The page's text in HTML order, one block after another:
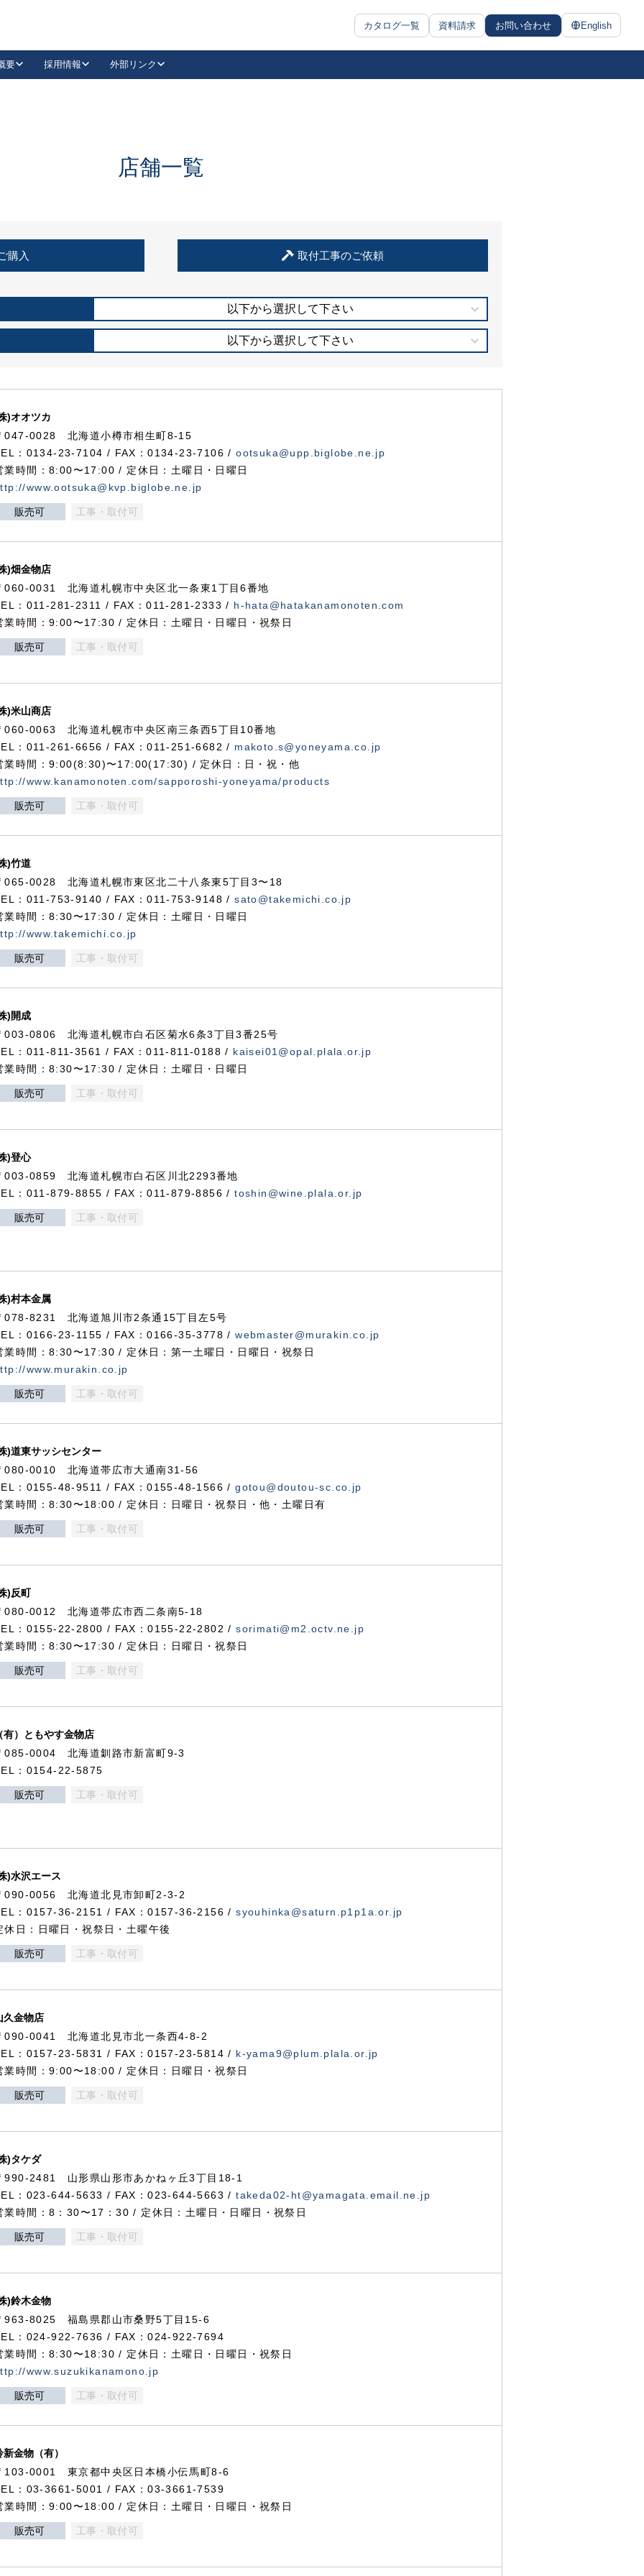
カタログ一覧 資料請求 お問い合わせ English
抗ウイルス・抗菌製品
要 採用情報 外部リンク
LinkedIn
住宅使用部材標準化推進協議会
店舗一覧
購入 取付工事のご依頼
以下から選択して下さい
以下から選択して下さい
)オオツカ
047-0028 北海道小樽市相生町8-15
：0134-23-7104 / FAX：0134-23-7106 /ootsuka@upp.biglobe.ne.jp
業時間：8:00〜17:00 / 定休日：土曜日・日曜日
www.ootsuka@kvp.biglobe.ne.jp
販売可 工事・取付可
)畑金物店
060-0031 北海道札幌市中央区北一条東1丁目6番地
：011-281-2311 / FAX：011-281-2333 / h-hata@hatakanamonoten.com
業時間：9:00〜17:30 / 定休日：土曜日・日曜日・祝祭日
販売可 工事・取付可
)米山商店
060-0063 北海道札幌市中央区南三条西5丁目10番地
：011-261-6656 / FAX：011-251-6682 / makoto.s@yoneyama.co.jp
業時間：9:00(8:30)〜17:00(17:30) / 定休日：日・祝・他
www.kanamonoten.com/sapporoshi-yoneyama/products
販売可 工事・取付可
)竹道
065-0028 北海道札幌市東区北二十八条東5丁目3〜18
：011-753-9140 / FAX：011-753-9148 /sato@takemichi.co.jp
業時間：8:30〜17:30 / 定休日：土曜日・日曜日
www.takemichi.co.jp
販売可 工事・取付可
)開成
003-0806 北海道札幌市白石区菊水6条3丁目3番25号
：011-811-3561 / FAX：011-811-0188 / kaisei01@opal.plala.or.jp
業時間：8:30〜17:30 / 定休日：土曜日・日曜日
販売可 工事・取付可
)登心
003-0859 北海道札幌市白石区川北2293番地
：011-879-8855 / FAX：011-879-8856 /toshin@wine.plala.or.jp
販売可 工事・取付可
)村本金属
078-8231 北海道旭川市2条通15丁目左5号
：0166-23-1155 / FAX：0166-35-3778 /webmaster@murakin.co.jp
業時間：8:30〜17:30 / 定休日：第一土曜日・日曜日・祝祭日
www.murakin.co.jp
販売可 工事・取付可
)道東サッシセンター
080-0010 北海道帯広市大通南31-56
：0155-48-9511 / FAX：0155-48-1566 /gotou@doutou-sc.co.jp
業時間：8:30〜18:00 / 定休日：日曜日・祝祭日・他・土曜日有
販売可 工事・取付可
)反町
080-0012 北海道帯広市西二条南5-18
：0155-22-2800 / FAX：0155-22-2802 /sorimati@m2.octv.ne.jp
業時間：8:30〜17:30 / 定休日：日曜日・祝祭日
販売可 工事・取付可
有）ともやす金物店
085-0004 北海道釧路市新富町9-3
：0154-22-5875
販売可 工事・取付可
)水沢エース
090-0056 北海道北見市卸町2-3-2
：0157-36-2151 / FAX：0157-36-2156 /syouhinka@saturn.p1p1a.or.jp
休日：日曜日・祝祭日・土曜午後
販売可 工事・取付可
久金物店
090-0041 北海道北見市北一条西4-8-2
：0157-23-5831 / FAX：0157-23-5814 / k-yama9@plum.plala.or.jp
業時間：9:00〜18:00 / 定休日：日曜日・祝祭日
販売可 工事・取付可
)タケダ
990-2481 山形県山形市あかねヶ丘3丁目18-1
：023-644-5633 / FAX：023-644-5663 /takeda02-ht@yamagata.email.ne.jp
業時間：8：30〜17：30 / 定休日：土曜日・日曜日・祝祭日
販売可 工事・取付可
)鈴木金物
963-8025 福島県郡山市桑野5丁目15-6
：024-922-7636 / FAX：024-922-7694
業時間：8:30〜18:30 / 定休日：土曜日・日曜日・祝祭日
www.suzukikanamono.jp
販売可 工事・取付可
新金物（有）
103-0001 東京都中央区日本橋小伝馬町8-6
：03-3661-5001 / FAX：03-3661-7539
業時間：9:00〜18:00 / 定休日：土曜日・日曜日・祝祭日
販売可 工事・取付可